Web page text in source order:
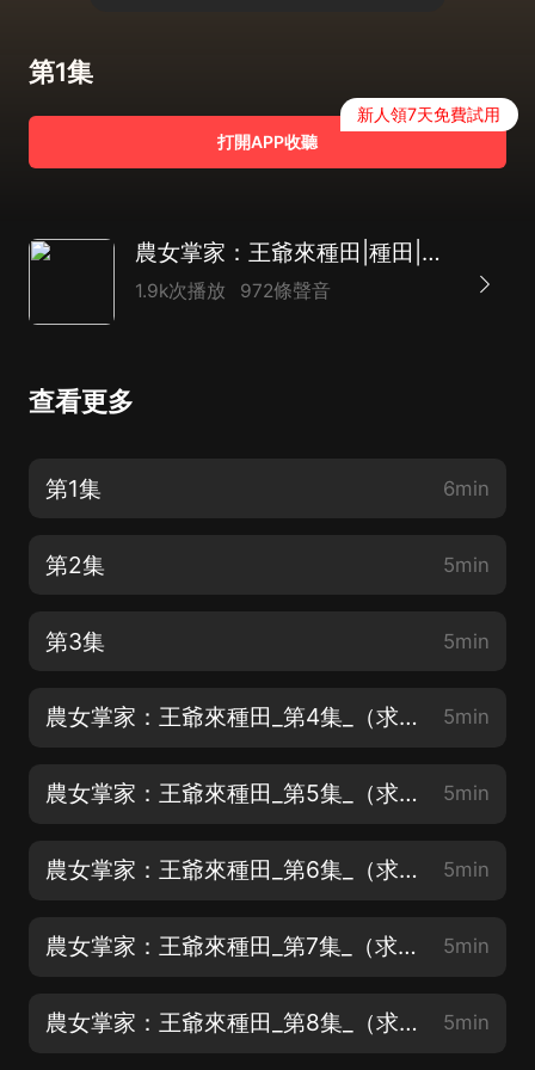
第1集
打開APP收聽
新人領7天免費試用
農女掌家：王爺來種田|種田|逆襲|爽文|穿越|AI多播
1.9k次播放 972條聲音
查看更多
第1集 6min
第2集 5min
第3集 5min
農女掌家：王爺來種田_第4集_（求關注，求訂閱，求打賞） 5min
農女掌家：王爺來種田_第5集_（求關注，求訂閱，求打賞） 5min
農女掌家：王爺來種田_第6集_（求關注，求訂閱，求打賞） 5min
農女掌家：王爺來種田_第7集_（求關注，求訂閱，求打賞） 5min
農女掌家：王爺來種田_第8集_（求關注，求訂閱，求打賞） 5min